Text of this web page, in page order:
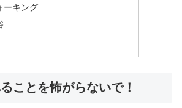
ーキング
ことを怖がらないで！